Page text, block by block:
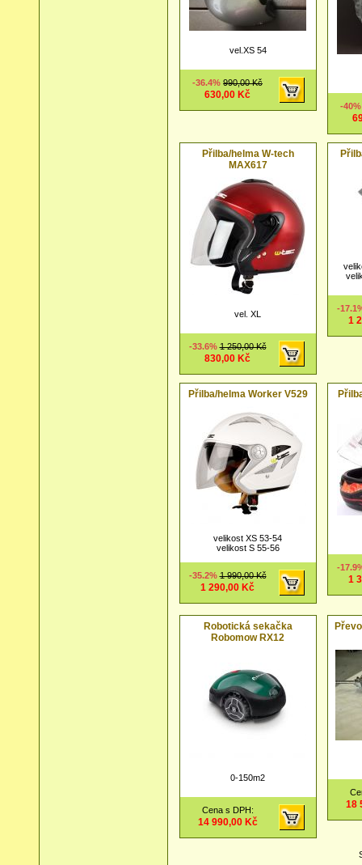
vel.XS 54
-36.4% 990,00 Kč
630,00 Kč
-
Přilba/helma W-tech
MAX617
vel. XL
-33.6%1 250,00 Kč
830,00 Kč
-
1
Přilba/helma Worker V529
velikost XS 53-54
velikost S 55-56
-35.2%1 990,00 Kč
1 290,00 Kč
-
1
Robotická sekačka
Robomow RX12
0-150m2
Cena s DPH:
14 990,00 Kč
18